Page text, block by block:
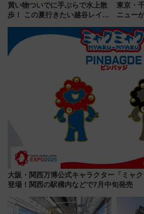
買い物ついでに手ぶらで水上散
歩！ この夏行きたい越谷レイク
ア「LAKESIDE PARK」（埼玉
県越谷市）
東京・
ニュー
地のふ
7/27夜
大阪・関西万博公式キャラクター「ミャ
登場！関西の駅構内などで7月中旬発売